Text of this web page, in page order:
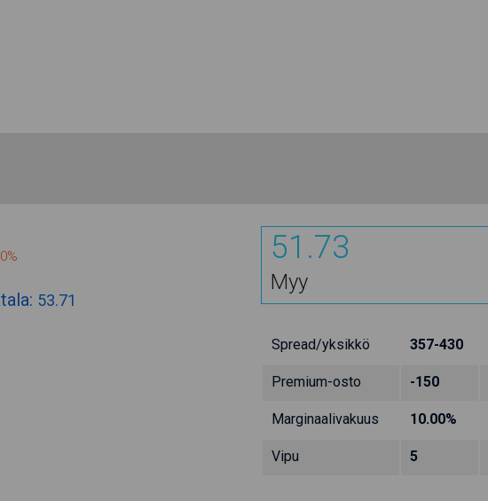
53.71
51.73
Myy
Spread/yksikkö 357-430
Premium-osto -150
Marginaalivakuus 10.00%
Vipu 5